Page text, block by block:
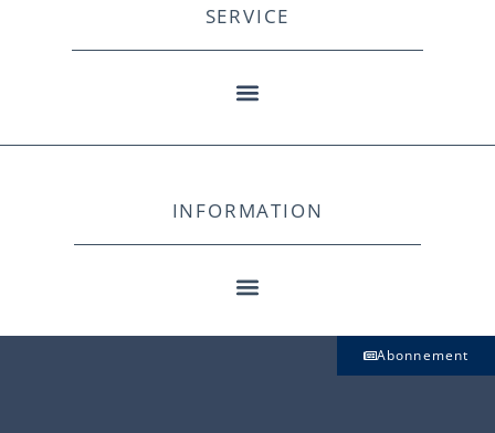
SERVICE
INFORMATION
Abonnement